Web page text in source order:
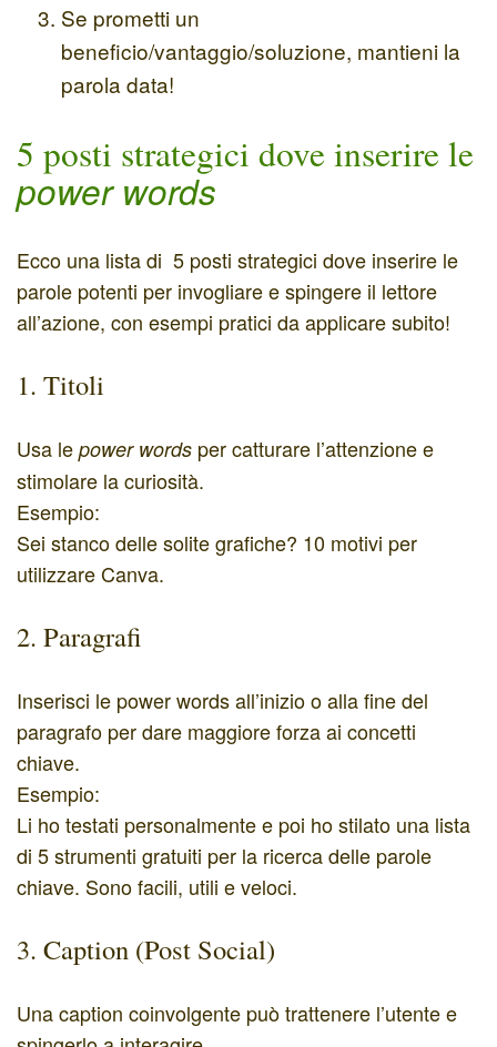
Se prometti un
beneficio/vantaggio/soluzione, mantieni la
parola data!
5 posti strategici dove inserire le
power words
Ecco una lista di 5 posti strategici dove inserire le
parole potenti per invogliare e spingere il lettore
all’azione, con esempi pratici da applicare subito!
1. Titoli
Usa le power words per catturare l’attenzione e
stimolare la curiosità.
Esempio:
Sei stanco delle solite grafiche? 10 motivi per
utilizzare Canva.
2. Paragrafi
Inserisci le power words all’inizio o alla fine del
paragrafo per dare maggiore forza ai concetti
chiave.
Esempio:
Li ho testati personalmente e poi ho stilato una lista
di 5 strumenti gratuiti per la ricerca delle parole
chiave. Sono facili, utili e veloci.
3. Caption (Post Social)
Una caption coinvolgente può trattenere l’utente e